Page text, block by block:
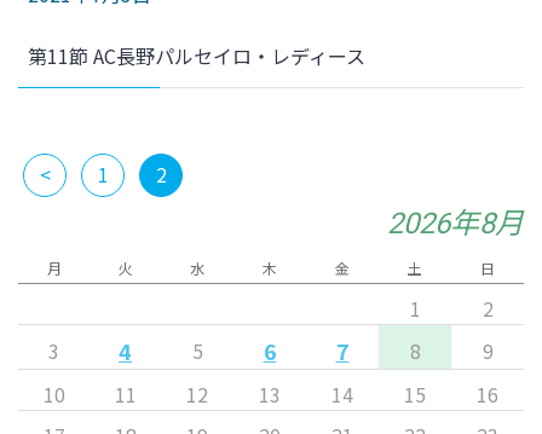
第11節 AC長野パルセイロ・レディース
< 1 2
2026年8月
月 火 水 木 金 土 日
1
2
3
4 5 6 7 8
9
10
11 12 13 14 15
16